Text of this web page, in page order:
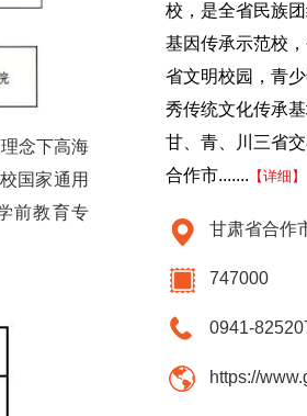
念下高海
国家通用
前教育专
校，是全省民族
基因传承示范校
省文明校园，青
秀传统文化传承
甘、青、川三省
合作市....... 【详细】
甘肃省合作
747000
0941-
https://